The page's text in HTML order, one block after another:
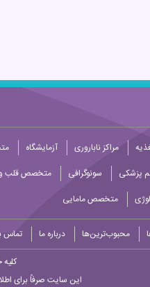
مراکز ناباروری آزمایشگاه
پزشکی سونوگرافی متخصص قلب
متخصص مامایی
محبوب‌ترین‌ها درباره ما تماس
این سایت صرفاً برای